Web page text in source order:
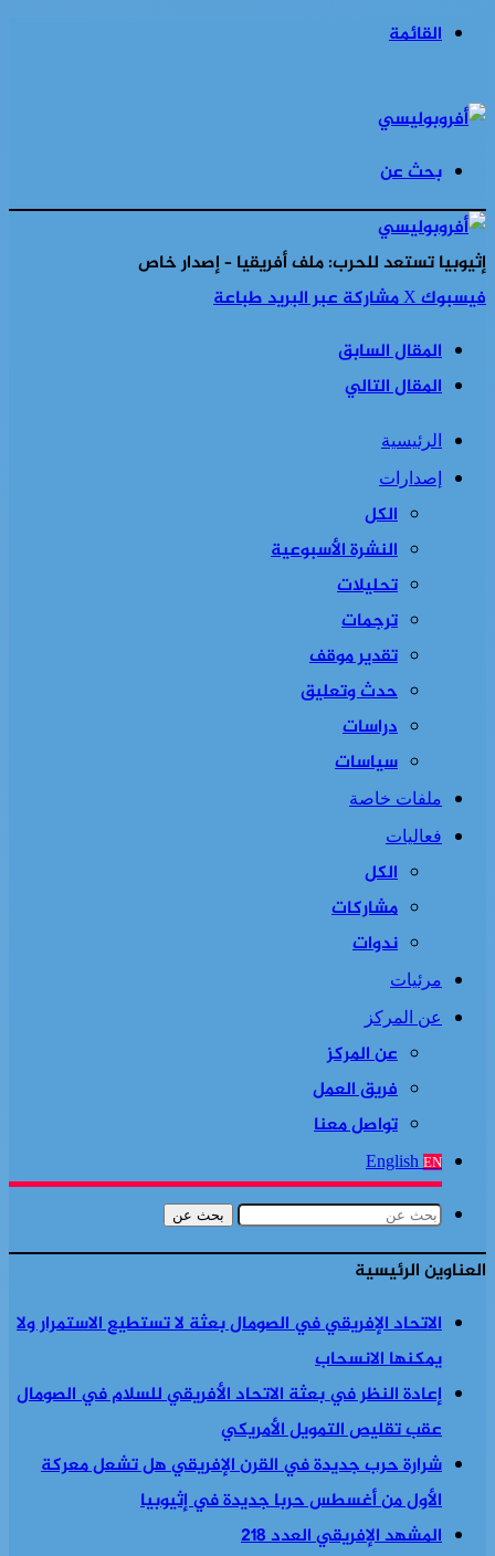
القائمة
بحث عن
إثيوبيا تستعد للحرب: ملف أفريقيا – إصدار خاص
فيسبوك‫Xمشاركة عبر البريدطباعة
المقال السابق
المقال التالي
الرئيسية
إصدارات
الكل
النشرة الأسبوعية
تحليلات
ترجمات
تقدير موقف
حدث وتعليق
دراسات
سياسات
ملفات خاصة
فعاليات
الكل
مشاركات
ندوات
مرئيات
عن المركز
عن المركز
فريق العمل
تواصل معنا
English EN
بحث عن
العناوين الرئيسية
الاتحاد الإفريقي في الصومال بعثة لا تستطيع الاستمرار ولا
يمكنها الانسحاب
إعادة النظر في بعثة الاتحاد الأفريقي للسلام في الصومال
عقب تقليص التمويل الأمريكي
شرارة حرب جديدة في القرن الإفريقي هل تشعل معركة
الأول من أغسطس حربا جديدة في إثيوبيا
المشهد الإفريقي العدد 218